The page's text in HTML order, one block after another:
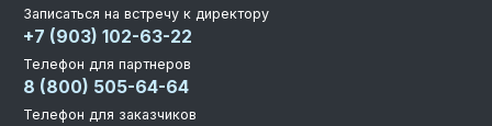
Записаться на встречу к директору
+7 (903) 102-63-22
Телефон для партнеров
8 (800) 505-64-64
Телефон для заказчиков